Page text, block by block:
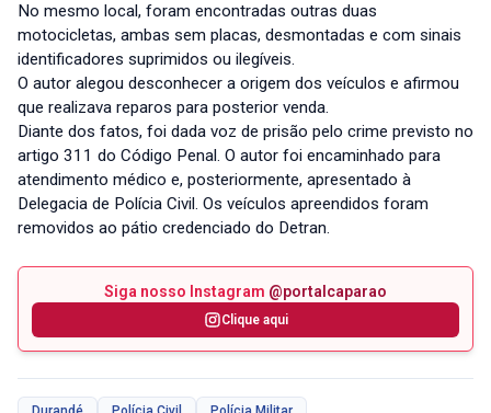
No mesmo local, foram encontradas outras duas
motocicletas, ambas sem placas, desmontadas e com sinais
identificadores suprimidos ou ilegíveis.
O autor alegou desconhecer a origem dos veículos e afirmou
que realizava reparos para posterior venda.
Diante dos fatos, foi dada voz de prisão pelo crime previsto no
artigo 311 do Código Penal. O autor foi encaminhado para
atendimento médico e, posteriormente, apresentado à
Delegacia de Polícia Civil. Os veículos apreendidos foram
removidos ao pátio credenciado do Detran.
Siga nosso Instagram @portalcaparao
Clique aqui